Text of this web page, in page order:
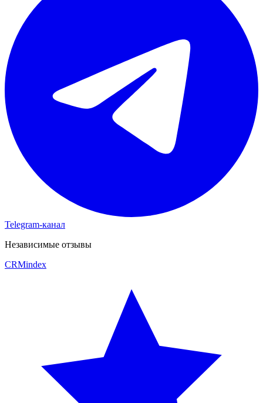
Telegram-канал
Независимые отзывы
CRMindex